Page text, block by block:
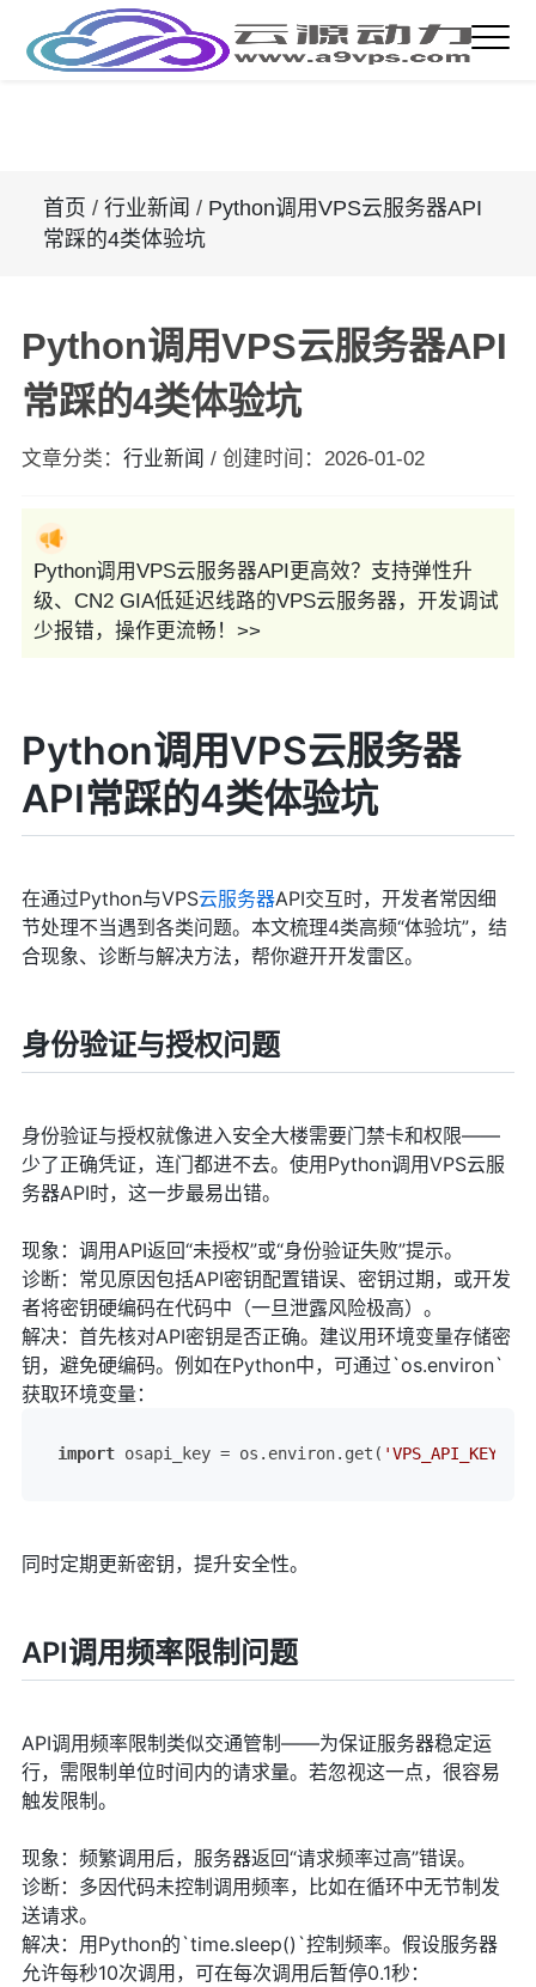
首页 / 行业新闻 / Python调用VPS云服务器API
常踩的4类体验坑
Python调用VPS云服务器API
常踩的4类体验坑
文章分类： 行业新闻 / 创建时间： 2026-01-02
Python调用VPS云服务器API更高效？支持弹性升
级、CN2 GIA低延迟线路的VPS云服务器，开发调试
少报错，操作更流畅！>>
Python调用VPS云服务器
API常踩的4类体验坑
在通过Python与VPS云服务器API交互时，开发者常因细
节处理不当遇到各类问题。本文梳理4类高频“体验坑”，结
合现象、诊断与解决方法，帮你避开开发雷区。
身份验证与授权问题
身份验证与授权就像进入安全大楼需要门禁卡和权限——
少了正确凭证，连门都进不去。使用Python调用VPS云服
务器API时，这一步最易出错。
现象：调用API返回“未授权”或“身份验证失败”提示。
诊断：常见原因包括API密钥配置错误、密钥过期，或开发
者将密钥硬编码在代码中（一旦泄露风险极高）。
解决：首先核对API密钥是否正确。建议用环境变量存储密
钥，避免硬编码。例如在Python中，可通过`os.environ`
获取环境变量：
import osapi_key = os.environ.get( 'VPS_API_KEY'
同时定期更新密钥，提升安全性。
API调用频率限制问题
API调用频率限制类似交通管制——为保证服务器稳定运
行，需限制单位时间内的请求量。若忽视这一点，很容易
触发限制。
现象：频繁调用后，服务器返回“请求频率过高”错误。
诊断：多因代码未控制调用频率，比如在循环中无节制发
送请求。
解决：用Python的`time.sleep()`控制频率。假设服务器
允许每秒10次调用，可在每次调用后暂停0.1秒：